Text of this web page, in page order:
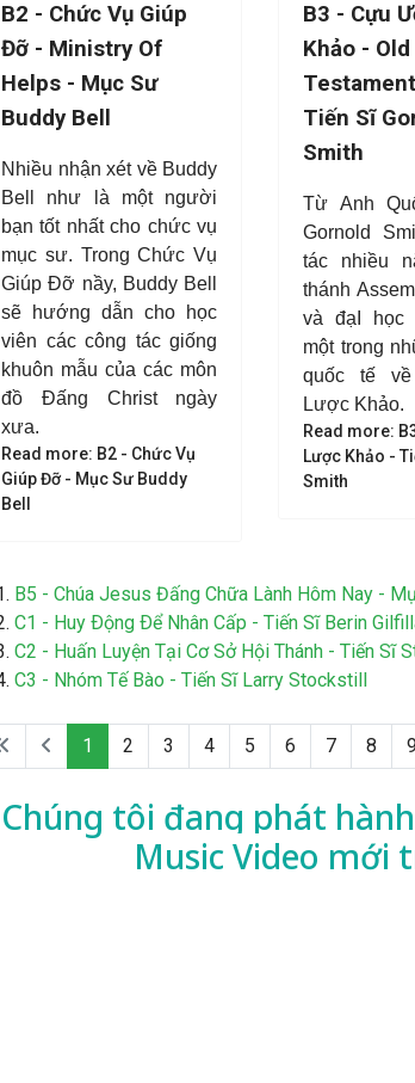
B2 - Chức Vụ Giúp
Đỡ - Ministry Of
Helps - Mục Sư
Buddy Bell
Nhiều nhận xét về Buddy
Bell như là một người
bạn tốt nhất cho chức vụ
mục sư. Trong Chức Vụ
Giúp Đỡ nầy, Buddy Bell
sẽ hướng dẫn cho học
viên các công tác giống
khuôn mẫu của các môn
đồ Đấng Christ ngày
xưa.
Read more: B2 - Chức Vụ
Giúp Đỡ - Mục Sư Buddy
Bell
B3 - Cựu
Khảo - Old
Tiến Sĩ
Smith
Từ Anh
Gornold
tác nhiều
thánh
và đạI học
một trong
quốc tế
Lược Khảo.
Read more:
Lược Khảo -
Smith
B5 - Chúa Jesus Đấng Chữa Lành Hôm Nay -
C1 - Huy Ðộng Ðể Nhân Cấp - Tiến Sĩ Berin
C2 - Huấn Luyện Tại Cơ Sở Hội Thánh - Tiến Sĩ
C3 - Nhóm Tế Bào - Tiến Sĩ Larry Stockstill
1 2 3 4 5 6 7 8 9
Chúng tôi đang phát
Music Video mới